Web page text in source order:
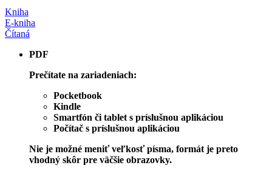
Kniha
E-kniha
Čítaná
PDF
Prečítate na zariadeniach:
Pocketbook
Kindle
Smartfón či tablet s príslušnou aplikáciou
Počítač s príslušnou aplikáciou
Nie je možné meniť veľkosť písma, formát je preto
vhodný skôr pre väčšie obrazovky.